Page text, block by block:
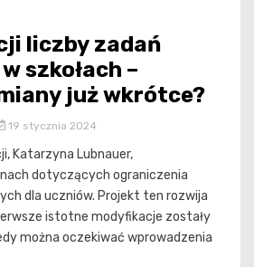
liczby zadań
szkołach –
już wkrótce?
19 stycznia 2024
Katarzyna Lubnauer,
dotyczących ograniczenia
dla uczniów. Projekt ten rozwija
istotne modyfikacje zostały
można oczekiwać wprowadzenia